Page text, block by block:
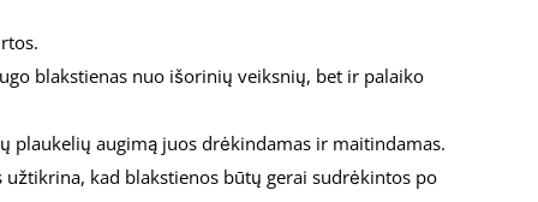
blakstienas nuo išorinių veiksnių, bet ir palaiko
plaukelių augimą juos drėkindamas ir maitindamas.
kad blakstienos būtų gerai sudrėkintos po